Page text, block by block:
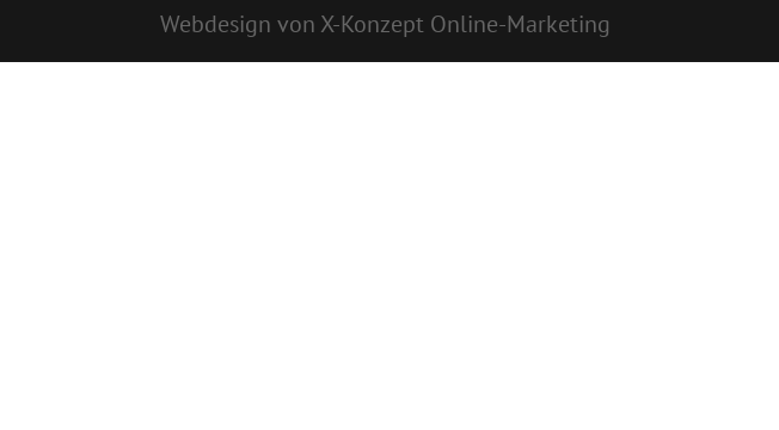
Webdesign von X-Konzept Online-Marketing